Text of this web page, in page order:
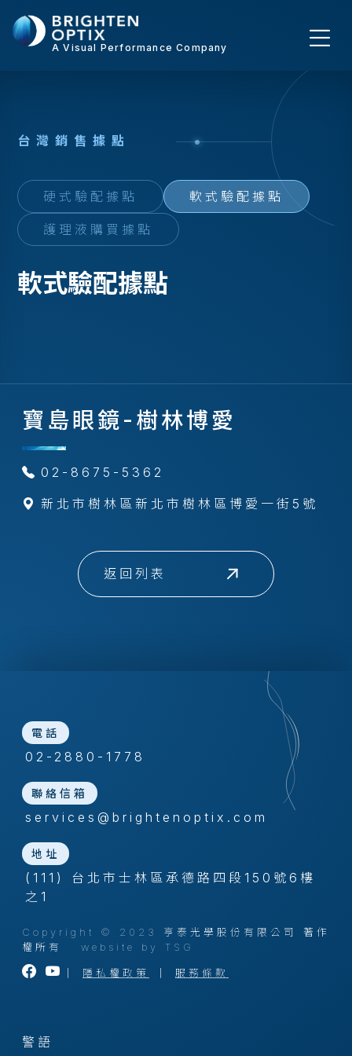
A Visual Performance Company
台灣銷 售據點
硬式驗配據點 軟式驗配據點
護理液購買據點
軟式驗配據點
寶島眼鏡-樹林博愛
02-8675-5362
新北市樹林區新北市樹林區博愛一街5號
返回列表
電話
02-2880-1778
聯絡信箱
services@brightenoptix.com
地址
(111) 台北市士林區承德路四段150號6樓
之1
Copyright © 2023 亨泰光學股份有限公司 著作
權所有 website by TSG
隱私權政策 服務條款
警語